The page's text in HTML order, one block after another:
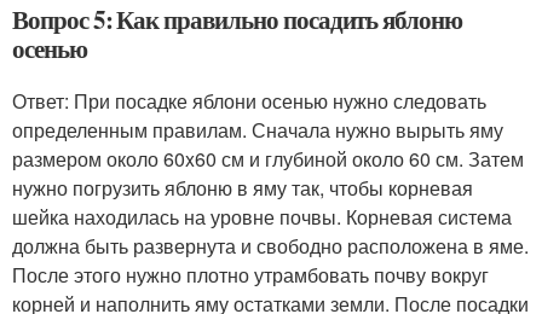
Вопрос 5: Как правильно посадить яблоню
осенью
Ответ: При посадке яблони осенью нужно следовать
определенным правилам. Сначала нужно вырыть яму
размером около 60x60 см и глубиной около 60 см. Затем
нужно погрузить яблоню в яму так, чтобы корневая
шейка находилась на уровне почвы. Корневая система
должна быть развернута и свободно расположена в яме.
После этого нужно плотно утрамбовать почву вокруг
корней и наполнить яму остатками земли. После посадки